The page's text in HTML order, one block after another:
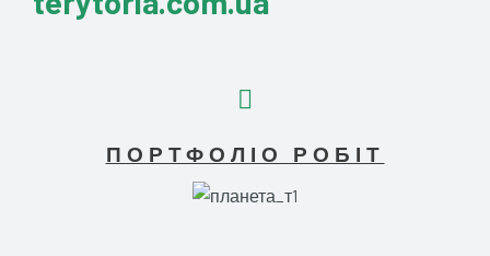
ПОРТФОЛІО РОБІТ